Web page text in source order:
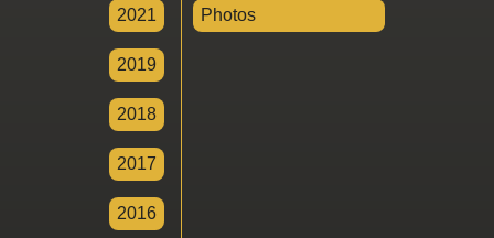
2021
2019
2018
2017
2016
Photos